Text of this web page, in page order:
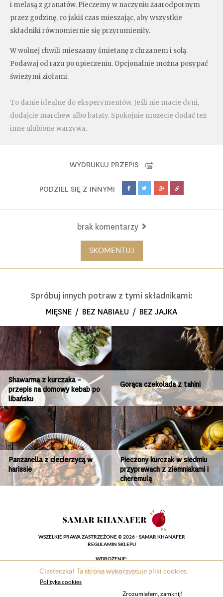
Ciasteczka! Ta strona wykorzystuje pliki cookies.
Polityka cookies
Zrozumiałem, zamknij!
i melasą z granatów. Pieczemy w naczyniu żaarodpornym
przez godzinę, co jakiś czas mieszając, aby wszystkie
składniki równomiernie się przyrumieniły.
W wolnej chwili mieszamy śmietanę z chrzanem i solą.
Podawaj od razu po upieczeniu. Opcjonalnie można posypać
świeżymi ziołami.
To danie idealne do eksperymentów. Jeśli nie macie dyni,
dodajcie marchew albo bataty. Spokojnie możecie dodać też
inne ulubione warzywa.
WYDRUKUJ PRZEPIS
PODZIEL SIĘ Z INNYMI
brak komentarzy
SKOMENTUJ
Spróbuj innych potraw z tymi składnikami:
MIĘSNE / BEZ NABIAŁU / BEZ JAJKA
Shawarma z kurczaka –
przepis na domowy kebab po
libańsku
Gorąca czekolada z tahini
Panzanella z ciecierzycą w
harissie
Pieczony kurczak w siedmiu
przyprawach z ziemniakami i
cheremulą
WSZELKIE PRAWA ZASTRZEŻONE © 2026 - SAMAR KHANAFER
REGULAMIN SKLEPU
WDROŻENIE: